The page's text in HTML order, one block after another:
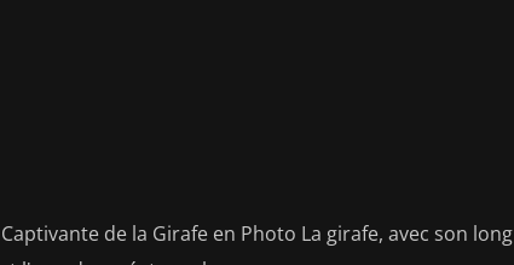
de la Girafe en Photo La girafe, avec son long